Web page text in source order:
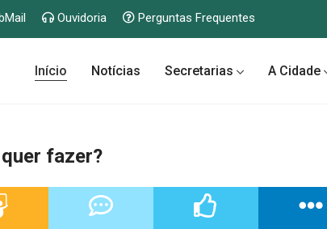
Ouvidoria Perguntas Frequentes
Início Notícias Secretarias A Cidade
fazer?